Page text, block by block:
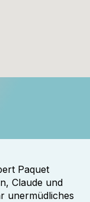
Paquet
Claude und
unermüdliches